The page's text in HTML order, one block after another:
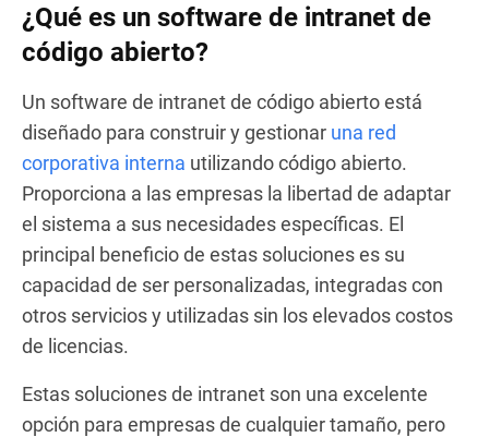
¿Qué es un software de intranet de
código abierto?
Un software de intranet de código abierto está
diseñado para construir y gestionar una red
corporativa interna utilizando código abierto.
Proporciona a las empresas la libertad de adaptar
el sistema a sus necesidades específicas. El
principal beneficio de estas soluciones es su
capacidad de ser personalizadas, integradas con
otros servicios y utilizadas sin los elevados costos
de licencias.
Estas soluciones de intranet son una excelente
opción para empresas de cualquier tamaño, pero